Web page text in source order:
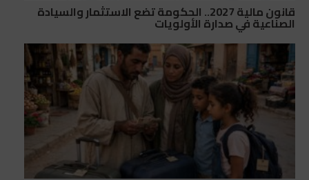
قانون مالية 2027.. الحكومة تضع الاستثمار والسيادة
الصناعية في صدارة الأولويات